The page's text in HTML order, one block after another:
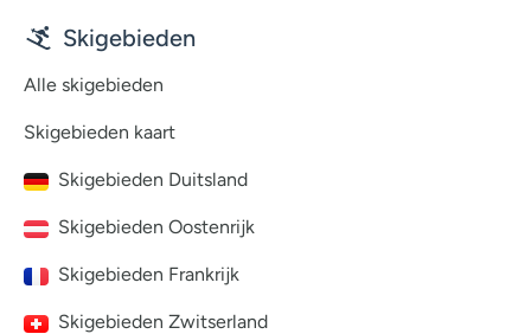
Skigebieden
Alle skigebieden
Skigebieden kaart
Skigebieden Duitsland
Skigebieden Oostenrijk
Skigebieden Frankrijk
Skigebieden Zwitserland